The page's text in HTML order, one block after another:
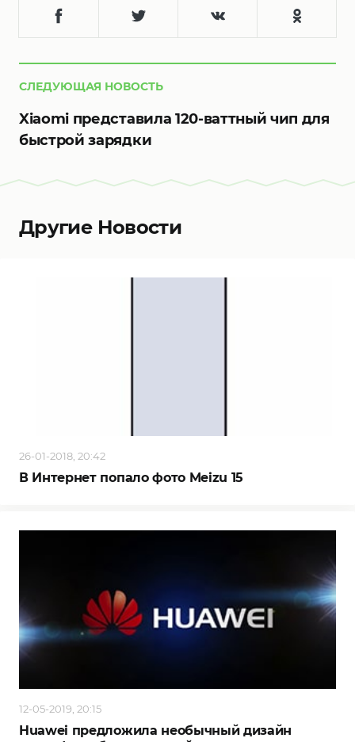
СЛЕДУЮЩАЯ НОВОСТЬ
Xiaomi представила 120-ваттный чип для
быстрой зарядки
Другие Новости
26-01-2018, 20:42
В Интернет попало фото Meizu 15
12-05-2019, 20:15
Huawei предложила необычный дизайн